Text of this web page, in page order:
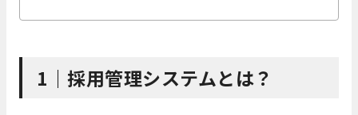
1｜採用管理システムとは？